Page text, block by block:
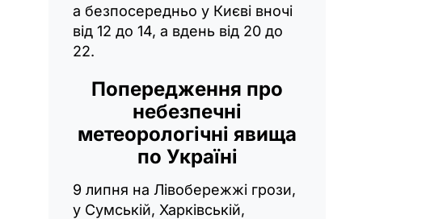
а безпосередньо у Києві вночі
від 12 до 14, а вдень від 20 до
22.
Попередження про
небезпечні
метеорологічні явища
по Україні
9 липня на Лівобережжі грози,
у Сумській, Харківській,